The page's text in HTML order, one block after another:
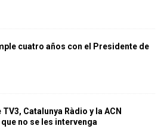
cuatro años con el Presidente de
Catalunya Ràdio y la ACN
no se les intervenga